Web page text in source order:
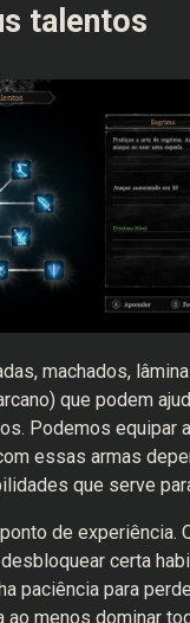
talentos
machados,
que podem
Podemos equipar
essas armas
que serve
de experiência.
certa
paciência para
menos dominar